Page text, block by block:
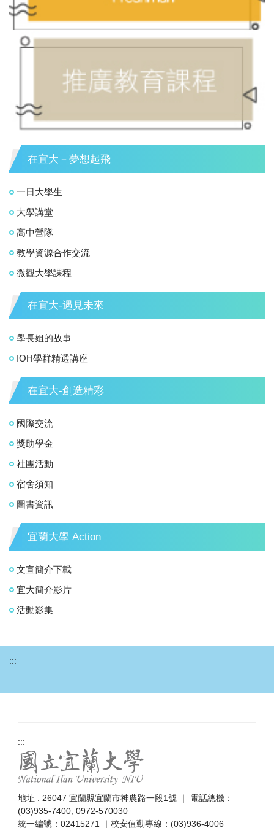
在宜大－夢想起飛
一日大學生
大學講堂
高中營隊
教學資源合作交流
微觀大學課程
在宜大-遇見未來
學長姐的故事
IOH學群精選講座
在宜大-創造精彩
國際交流
獎助學金
社團活動
宿舍須知
圖書資訊
宜蘭大學 Action
文宣簡介下載
宜大簡介影片
活動影集
:::
:::
地址 : 26047 宜蘭縣宜蘭市神農路一段1號 ｜ 電話總機：
(03)935-7400, 0972-570030
統一編號：02415271 ｜校安值勤專線：(03)936-4006